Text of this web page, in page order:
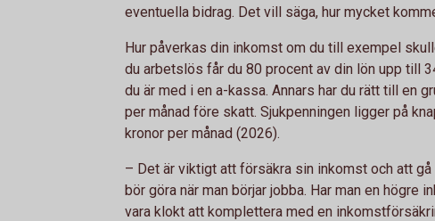
eventuella bidrag. Det vill säga, hur mycket
Hur påverkas din inkomst om du till exempel
du arbetslös får du 80 procent av din lön upp till
du är med i en a-kassa. Annars har du rätt till en
per månad före skatt. Sjukpenningen ligger på
kronor per månad (2026).
– Det är viktigt att försäkra sin inkomst och att
bör göra när man börjar jobba. Har man en högre
vara klokt att komplettera med en